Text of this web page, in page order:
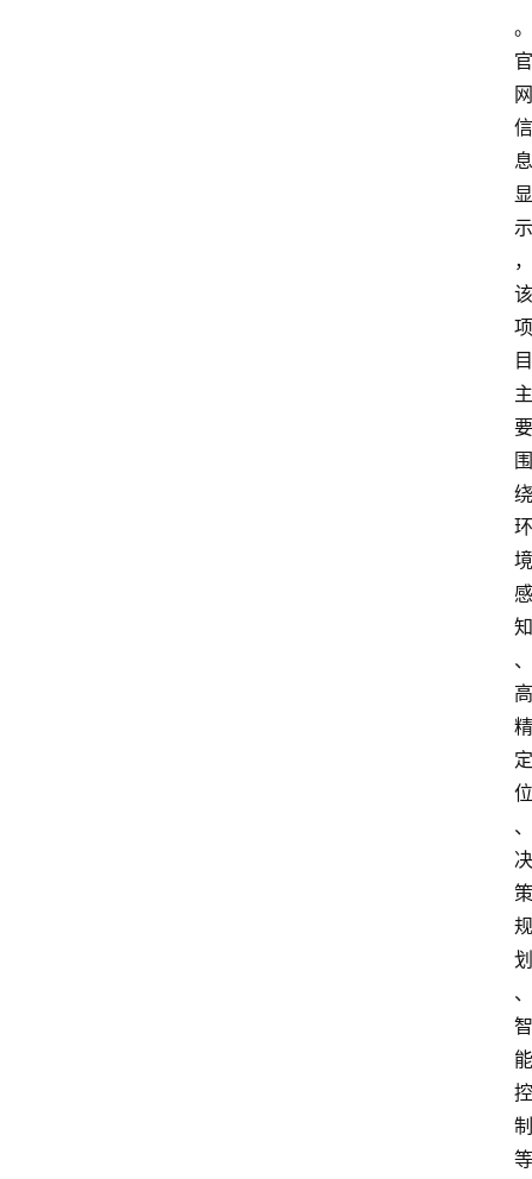
。
官
网
信
息
显
示
，
该
项
目
主
要
围
绕
环
境
感
知
、
高
精
定
位
、
决
策
规
划
、
智
能
控
制
等